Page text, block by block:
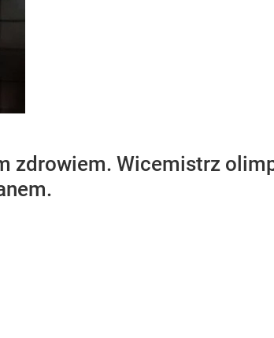
zdrowiem. Wicemistrz